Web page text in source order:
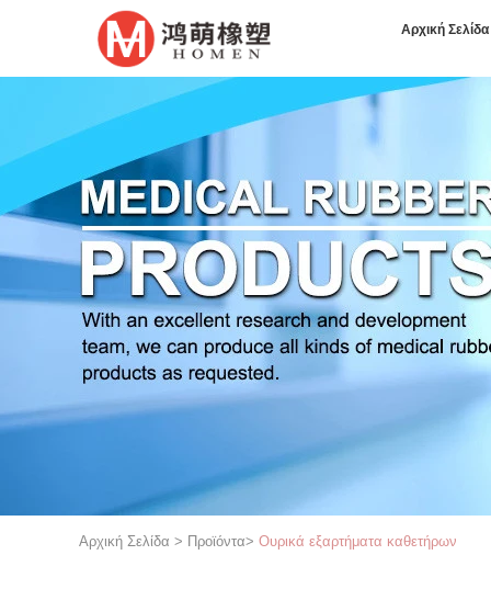
Αρχική Σελίδα
Αρχική Σελίδα > Προϊόντα> Ουρικά εξαρτήματα καθετήρων